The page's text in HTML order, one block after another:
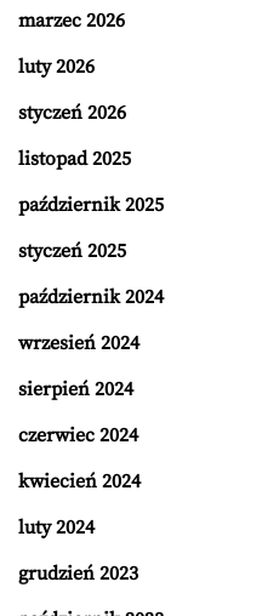
marzec 2026
luty 2026
styczeń 2026
listopad 2025
październik 2025
styczeń 2025
październik 2024
wrzesień 2024
sierpień 2024
czerwiec 2024
kwiecień 2024
luty 2024
grudzień 2023